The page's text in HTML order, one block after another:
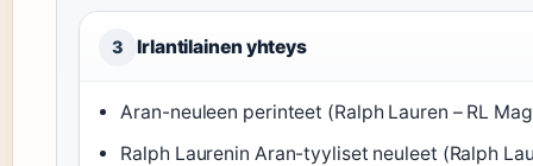
3 Irlantilainen yhteys
Aran-neuleen perinteet (Ralph Lauren – RL
Ralph Laurenin Aran-tyyliset neuleet (Ralph